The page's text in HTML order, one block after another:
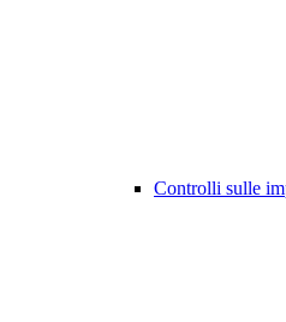
Controlli sulle